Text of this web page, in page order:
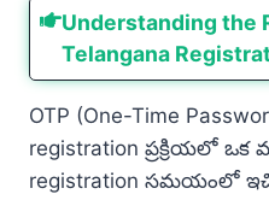
Understanding the
Telangana
OTP (One-Time
registration ప్రక్రియలో
registration సమయంలో